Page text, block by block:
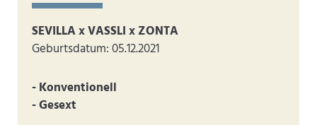
SEVILLA x VASSLI x ZONTA
Geburtsdatum: 05.12.2021
- Konventionell
- Gesext